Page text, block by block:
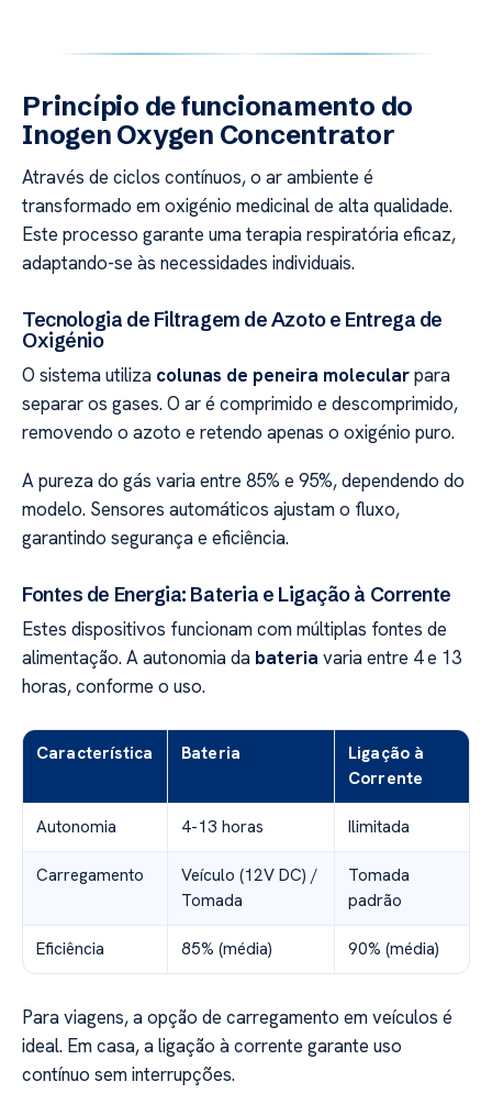
Princípio de funcionamento do
Inogen Oxygen Concentrator
Através de ciclos contínuos, o ar ambiente é
transformado em oxigénio medicinal de alta qualidade.
Este processo garante uma terapia respiratória eficaz,
adaptando-se às necessidades individuais.
Tecnologia de Filtragem de Azoto e Entrega de
Oxigénio
O sistema utiliza colunas de peneira molecularpara
separar os gases. O ar é comprimido e descomprimido,
removendo o azoto e retendo apenas o oxigénio puro.
A pureza do gás varia entre 85% e 95%, dependendo do
modelo. Sensores automáticos ajustam o fluxo,
garantindo segurança e eficiência.
Fontes de Energia: Bateria e Ligação à Corrente
Estes dispositivos funcionam com múltiplas fontes de
alimentação. A autonomia da bateria varia entre 4 e 13
horas, conforme o uso.
Característica Bateria
Ligação à
Corrente
Autonomia 4-13 horas Ilimitada
Carregamento
Veículo (12V DC) /
Tomada
Tomada
padrão
Eficiência 85% (média) 90% (média)
Para viagens, a opção de carregamento em veículos é
ideal. Em casa, a ligação à corrente garante uso
contínuo sem interrupções.